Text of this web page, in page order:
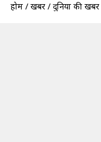
होम / खबरें / दुनिया की खबरें